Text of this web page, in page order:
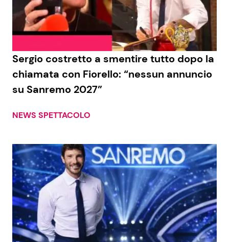
Economia
Persone Scomparse
Politica
Fiction e Serie TV
Programmi TV
News Cinema
News Musica
News Spettacolo
News dal mondo
Sergio costretto a smentire tutto dopo la
chiamata con Fiorello: “nessun annuncio
su Sanremo 2027”
NEWS SPETTACOLO